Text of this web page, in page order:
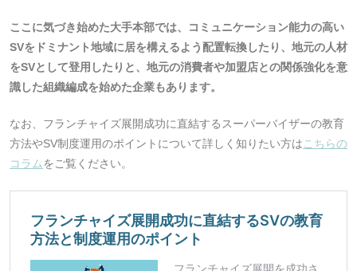
ここに気づき始めた大手本部では、コミュニケーション能力の高い
SVをドミナント地域に居を構えるよう配置転換したり、地元の人材
をSVとして登用したりと、地元の消費者や加盟店との関係強化を意
識した組織編成を始めた企業もあります。
なお、フランチャイズ展開成功に直結するスーパーバイザーの教育
方法やSV制度運用のポイントについて詳しく知りたい方は こちらの
コラム をご覧ください。